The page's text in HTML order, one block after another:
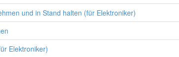
und in Stand halten (für Elektroniker)
Elektroniker)